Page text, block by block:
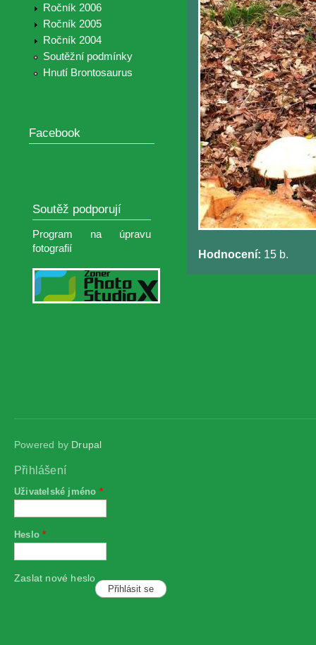
Ročník 2006
Ročník 2005
Ročník 2004
Soutěžní podmínky
Hnutí Brontosaurus
Facebook
Soutěž podporují
Program na úpravu
fotografií
Hodnocení: 15 b.
Powered by Drupal
Přihlášení
Uživatelské jméno *
Heslo*
Zaslat nové heslo